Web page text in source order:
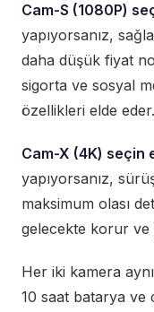
Cam-S (1080P)
yapıyorsanız,
daha düşük fiyat
sigorta ve sosyal
özellikleri elde eder.
Cam-X (4K) seçin
yapıyorsanız,
maksimum olası
gelecekte korur ve
Her iki kamera
10 saat batarya ve